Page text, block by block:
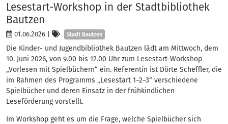
Lesestart-Workshop in der Stadtbibliothek
Bautzen
01.06.2026 Kategorien
Stadt Bautzen
Die Kinder- und Jugendbibliothek Bautzen lädt am Mittwoch, dem
10. Juni 2026, von 9.00 bis 12.00 Uhr zum Lesestart-Workshop
„Vorlesen mit Spielbüchern“ ein. Referentin ist Dörte Scheffler, die
im Rahmen des Programms „Lesestart 1–2–3“ verschiedene
Spielbücher und deren Einsatz in der frühkindlichen
Leseförderung vorstellt.
Im Workshop geht es um die Frage, welche Spielbücher sich